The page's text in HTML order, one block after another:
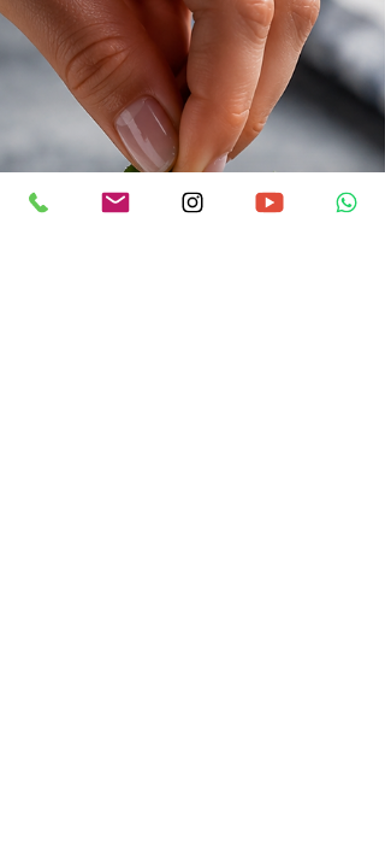
כמנה ראשונה מרשימה וגם כקינוח מיוחד, עם כ־63
קלוריות למנה בלבד.